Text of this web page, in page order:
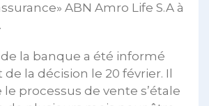
ABN Amro Life S.A à
la banque a été informé
la décision le 20 février. Il
processus de vente s’étale